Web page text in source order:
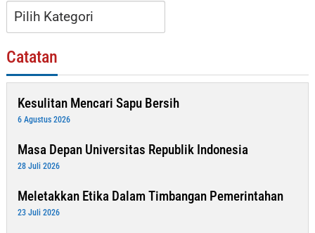
Kategori
Catatan
Kesulitan Mencari Sapu Bersih
6 Agustus 2026
Masa Depan Universitas Republik Indonesia
28 Juli 2026
Meletakkan Etika Dalam Timbangan Pemerintahan
23 Juli 2026